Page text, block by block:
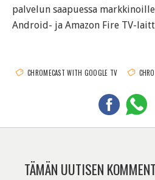
palvelun saapuessa
Android- ja Amazon Fire TV-
CHROMECAST WITH GOOGLE TV
TÄMÄN UUTISEN